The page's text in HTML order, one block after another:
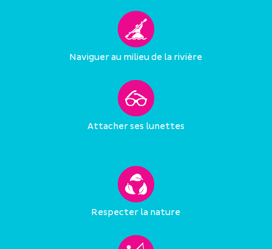
Naviguer au milieu de la rivière
Attacher ses lunettes
Respecter la nature